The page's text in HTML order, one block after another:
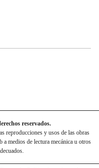
reservados.
reproducciones y usos de las obras
a medios de lectura mecánica u otros